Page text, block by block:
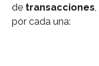
de transacciones,
por cada una: